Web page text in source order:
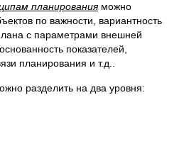
планированияможно
по важности, вариантность
с параметрами внешней
показателей,
планирования и т.д..
разделить на два уровня: